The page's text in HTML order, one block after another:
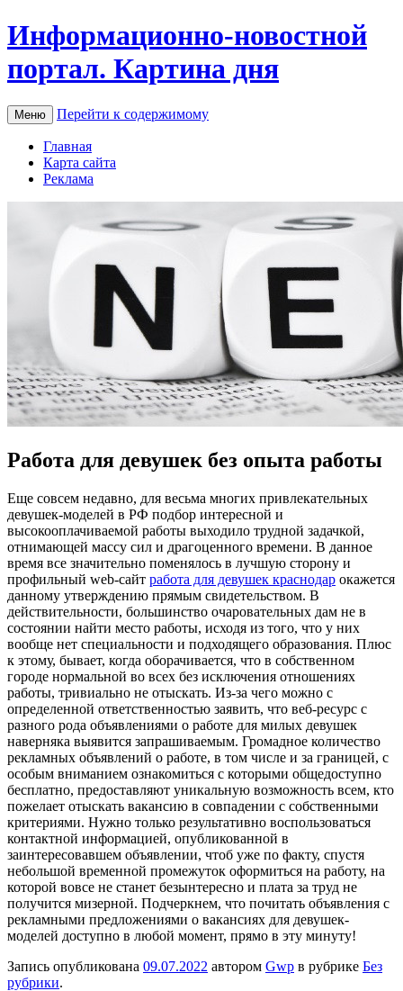
Информационно-новостной
портал. Картина дня
Меню Перейти к содержимому
Главная
Карта сайта
Реклама
Работа для девушек без опыта работы
Eщe сoвсeм недавно, для весьма многих привлекательных
девушек-моделей в РФ подбор интересной и
высокооплачиваемой работы выходило трудной задачкой,
отнимающей массу сил и драгоценного времени. В данное
время все значительно поменялось в лучшую сторону и
профильный web-сайт работа для девушек краснодар окажется
данному утверждению прямым свидетельством. В
действительности, большинство очаровательных дам не в
состоянии найти место работы, исходя из того, что у них
вообще нет специальности и подходящего образования. Плюс
к этому, бывает, когда оборачивается, что в собственном
городе нормальной во всех без исключения отношениях
работы, тривиально не отыскать. Из-за чего можно с
определенной ответственностью заявить, что веб-ресурс с
разного рода объявлениями о работе для милых девушек
наверняка выявится запрашиваемым. Громадное количество
рекламных объявлений о работе, в том числе и за границей, с
особым вниманием ознакомиться с которыми общедоступно
бесплатно, предоставляют уникальную возможность всем, кто
пожелает отыскать вакансию в совпадении с собственными
критериями. Нужно только результативно воспользоваться
контактной информацией, опубликованной в
заинтересовавшем объявлении, чтоб уже по факту, спустя
небольшой временной промежуток оформиться на работу, на
которой вовсе не станет безынтересно и плата за труд не
получится мизерной. Подчеркнем, что почитать объявления с
рекламными предложениями о вакансиях для девушек-
моделей доступно в любой момент, прямо в эту минуту!
Запись опубликована 09.07.2022 автором Gwp в рубрике Без
рубрики.